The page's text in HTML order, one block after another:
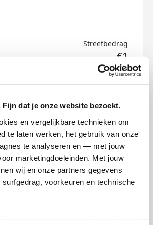
Fijn dat je onze website bezoekt.
en vergelijkbare technieken om
te laten werken, het gebruik van onze
te analyseren en — met jouw
marketingdoeleinden. Met jouw
wij en onze partners gegevens
voorkeuren en technische
Streefbedrag
€1
badges